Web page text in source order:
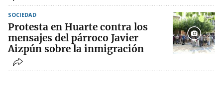
SOCIEDAD
Protesta en Huarte contra los
mensajes del párroco Javier
Aizpún sobre la inmigración